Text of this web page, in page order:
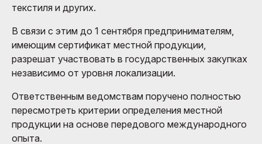
текстиля и других.
В связи с этим до 1 сентября предпринимателям,
имеющим сертификат местной продукции,
разрешат участвовать в государственных закупках
независимо от уровня локализации.
Ответственным ведомствам поручено полностью
пересмотреть критерии определения местной
продукции на основе передового международного
опыта.